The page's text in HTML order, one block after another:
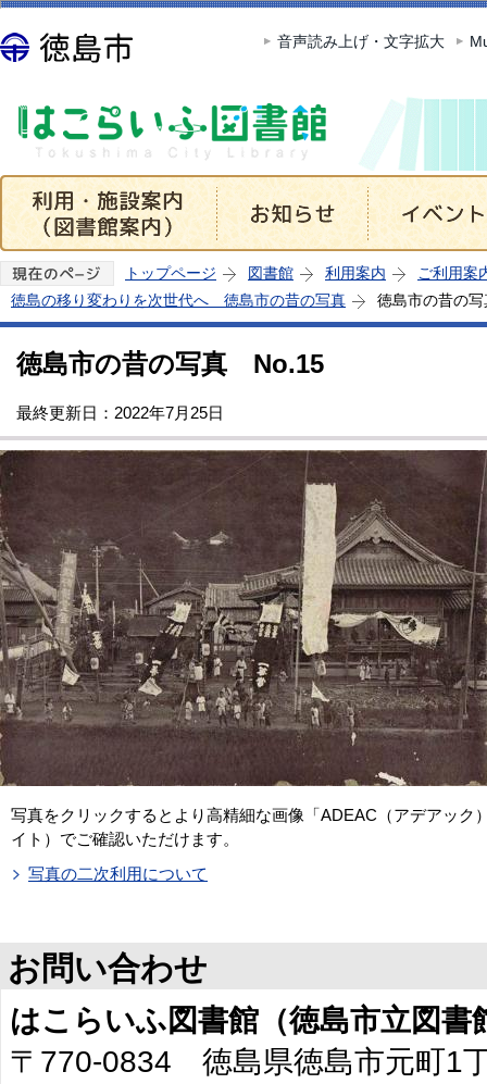
この
音声読み上げ・文字拡大
トップページ 図書館 利用案内
ご利用案
徳島の移り変わりを次世代へ 徳島市の昔の写真
徳島市の昔の
徳島市の昔の写真 No.15
最終更新日：2022年7月25日
写真をクリックするとより高精細な画像「ADEAC（アデアック
イト）でご確認いただけます。
写真の二次利用について
お問い合わせ
はこらいふ図書館（徳島市立図書
〒770-0834 徳島県徳島市元町1